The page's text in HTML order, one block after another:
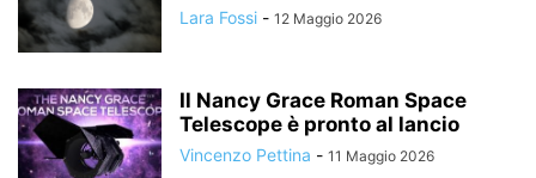
Lara Fossi - 12 Maggio 2026
Il Nancy Grace Roman Space
Telescope è pronto al lancio
Vincenzo Pettina - 11 Maggio 2026